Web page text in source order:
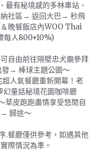
有秘境感的多林車站、
納社區→ 返回大巴→ 秒飛
晚餐飯店內WOO Thai
每人800+10%)
自由前往隔壁忠犬廟參拜
發→ 棒球主題公園～
人氣餐廳重新開幕！老
童話秘境花園咖啡廳
草皮跑跑盡情享受悠閒自
歸途～
.餐廳僅供參考，如遇其他
際情況為準。